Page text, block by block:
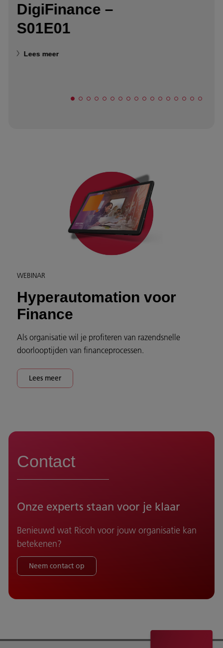
DigiFinance –
S01E01
Lees meer
WEBINAR
Hyperautomation voor
Finance
Als organisatie wil je profiteren van razendsnelle
doorlooptijden van financeprocessen.
Lees meer
Contact
Onze experts staan voor je klaar
Benieuwd wat Ricoh voor jouw organisatie kan
betekenen?
Neem contact op